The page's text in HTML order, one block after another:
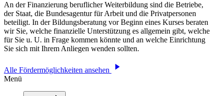
An der Finanzierung beruflicher Weiterbildung sind die Betriebe,
der Staat, die Bundesagentur für Arbeit und die Privatpersonen
beteiligt. In der Bildungsberatung vor Beginn eines Kurses beraten
wir Sie, welche finanzielle Unterstützung es allgemein gibt, welche
für Sie u. U. in Frage kommen könnte und an welche Einrichtung
Sie sich mit Ihrem Anliegen wenden sollten.
Alle Fördermöglichkeiten ansehen
Menü